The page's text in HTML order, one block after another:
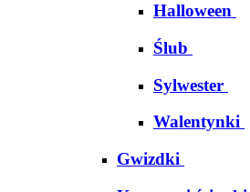
Halloween
Ślub
Sylwester
Walentynki
Gwizdki